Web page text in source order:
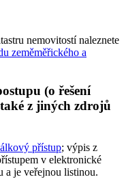
nemovitostí naleznete
zeměměřického a
(o řešení
z jiných zdrojů
přístup; výpis z
v elektronické
a je veřejnou listinou.